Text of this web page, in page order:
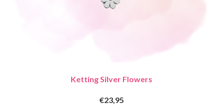
Ketting Silver Flowers
€23,95